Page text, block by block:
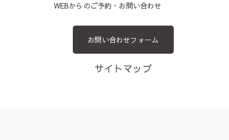
WEBからのご予約・お問い合わせ
お問い合わせフォーム
サイトマップ